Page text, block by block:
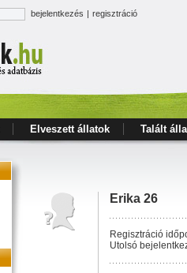
bejelentkezés | regisztráció
Elveszett állatok Talált
Erika 26
Regisztráció
Utolsó